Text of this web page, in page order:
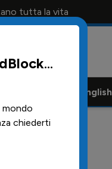
tutta la vita
News in english
...
mondo
chiederti